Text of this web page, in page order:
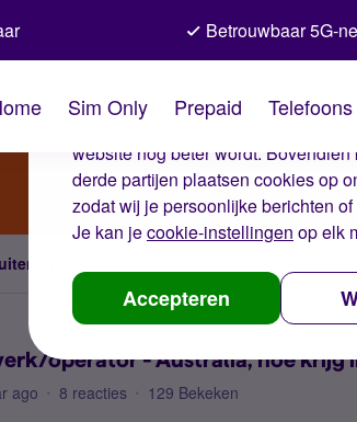
De cookies van
Wij gebruiken cookies op onze
website nog beter wordt.
derde partijen plaatsen cookies op
zodat wij je persoonlijke berichten
Je kan jecookie-instellingen op elk
Accepteren
Betrouwbaar 5G-
Sim Only Prepaid Telefoons
operator - Australia, hoe krijg
ago 8 reacties 129 Bekeken